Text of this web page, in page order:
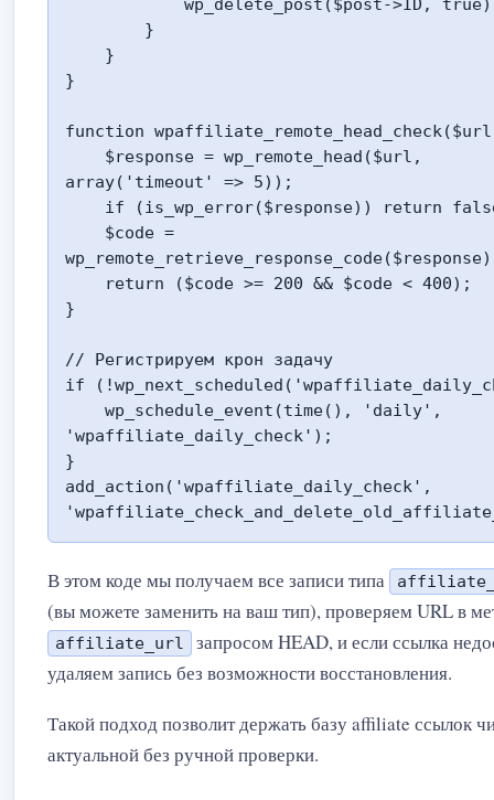
}
function
array('timeout' => 5));
}
// Регистрируем крон задачу
if
'wpaffiliate_daily_check');
}
add_action('wpaffiliate_daily_check',
В этом коде мы получаем все записи типа
(вы можете заменить на ваш тип), проверяем URL в
affiliate_url
запросом HEAD, и если ссылка
удаляем запись без возможности восстановления.
Такой подход позволит держать базу affiliate ссылок
актуальной без ручной проверки.